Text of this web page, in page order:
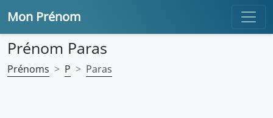
Mon Prénom
Prénom Paras
Prénoms P Paras